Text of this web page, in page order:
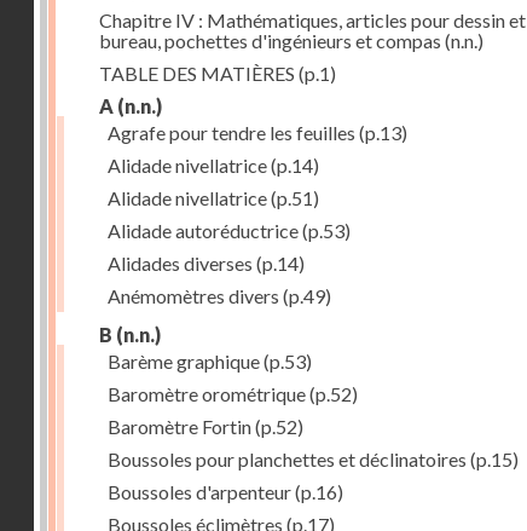
Chapitre IV : Mathématiques, articles pour dessin et
bureau, pochettes d'ingénieurs et compas (n.n.)
TABLE DES MATIÈRES (p.1)
A (n.n.)
Agrafe pour tendre les feuilles (p.13)
Alidade nivellatrice(p.14)
Alidade nivellatrice(p.51)
Alidade autoréductrice(p.53)
Alidades diverses (p.14)
Anémomètres divers (p.49)
B (n.n.)
Barème graphique(p.53)
Baromètre orométrique(p.52)
Baromètre Fortin(p.52)
Boussoles pour planchettes et déclinatoires (p.15)
Boussoles d'arpenteur(p.16)
Boussoles éclimètres (p.17)